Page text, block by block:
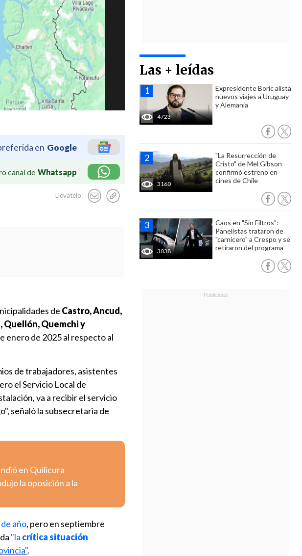
en Google
canal de Whatsapp
Llévatelo:
Las + leídas
4723
Expresidente Boric alista
nuevos viajes a Uruguay
y Alemania
3160
"La Resurrección de
Cristo" de Mel Gibson
confirmó estreno en
cines de Chile
3038
Caos en "Sin Filtros":
Panelistas trataron de
"carnicero" a Crespo y se
retiraron del programa
de Castro, Ancud,
Quellón, Quemchi y
enero de 2025 al respecto al
de trabajadores, asistentes
el Servicio Local de
va a recibir el servicio
señaló la subsecretaria de
en Quilicura
la oposición a la
año, pero en septiembre
"la crítica situación
.